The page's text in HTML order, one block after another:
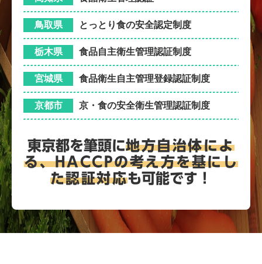
鳥取県 とっとり食の安全認定制度
栃木県 食品自主衛生管理認証制度
宮城県 食品衛生自主管理登録認証制度
京都市 京・食の安全衛生管理認証制度
東京都を筆頭に地方自治体によ
る、HACCPの考え方を基にし
た認証対応も可能です！